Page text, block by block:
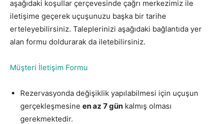
aşağıdaki koşullar çerçevesinde çağrı merkezimiz ile
iletişime geçerek uçuşunuzu başka bir tarihe
erteleyebilirsiniz. Taleplerinizi aşağıdaki bağlantıda yer
alan formu doldurarak da iletebilirsiniz.
Müşteri İletişim Formu
Rezervasyonda değişiklik yapılabilmesi için uçuşun
gerçekleşmesine en az 7 gün kalmış olması
gerekmektedir.